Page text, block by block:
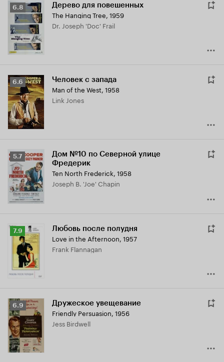
Рейтинг
Кинопоиска
6.8
6.8 Дерево для повешенных
The Hanging Tree, 1959
Dr. Joseph 'Doc' Frail
Рейтинг
Кинопоиска
6.6
6.6 Человек с запада
Man of the West, 1958
Link Jones
Рейтинг
Кинопоиска
5.7
5.7
Дом №10 по Северной улице
Фредерик
Ten North Frederick, 1958
Joseph B. 'Joe' Chapin
Рейтинг
Кинопоиска
7.9
7.9 Любовь после полудня
Love in the Afternoon, 1957
Frank Flannagan
Рейтинг
Кинопоиска
6.9
6.9 Дружеское увещевание
Friendly Persuasion, 1956
Jess Birdwell